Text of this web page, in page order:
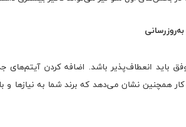
انعطاف‌پذیر باشد. اضافه کردن آیتم‌های
کار همچنین نشان می‌دهد که برند شما به نیازها